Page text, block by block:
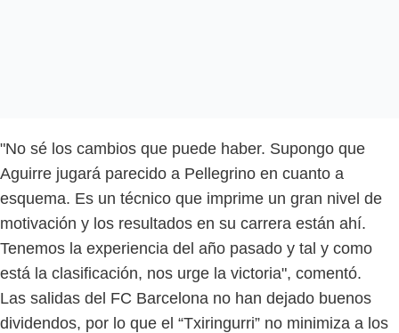
"No sé los cambios que puede haber. Supongo que
Aguirre jugará parecido a Pellegrino en cuanto a
esquema. Es un técnico que imprime un gran nivel de
motivación y los resultados en su carrera están ahí.
Tenemos la experiencia del año pasado y tal y como
está la clasificación, nos urge la victoria", comentó.
Las salidas del FC Barcelona no han dejado buenos
dividendos, por lo que el “Txiringurri” no minimiza a los